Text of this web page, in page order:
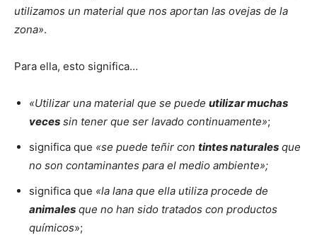
utilizamos un material que nos aportan las ovejas de la
zona».
Para ella, esto significa…
«Utilizar una material que se puede utilizar muchas
veces sin tener que ser lavado continuamente»;
significa que «se puede teñir con tintes naturales que
no son contaminantes para el medio ambiente»;
significa que «la lana que ella utiliza procede de
animales que no han sido tratados con productos
químicos»;